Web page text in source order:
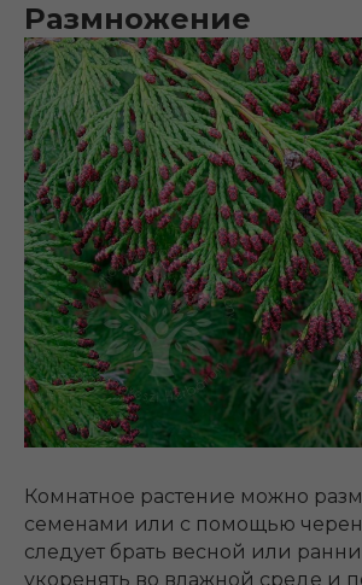
Размножение
Комнатное растение можно
семенами или с помощью
следует брать весной или
укоренять во влажной среде и